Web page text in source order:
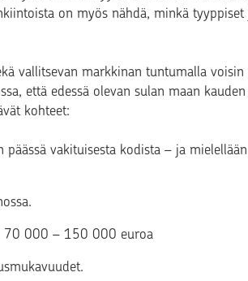
on myös nähdä, minkä
vallitsevan markkinan tuntumalla voisin
että edessä olevan sulan maan
kohteet:
vakituisesta kodista – ja
70 000 – 150 000 euroa